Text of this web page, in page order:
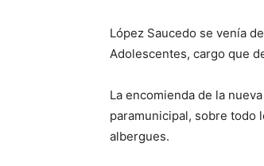
López Saucedo se venía
Adolescentes, cargo que
La encomienda de la
paramunicipal, sobre todo
albergues.